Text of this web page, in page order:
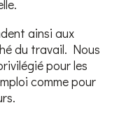
ainsi aux
du travail. Nous
pour les
comme pour